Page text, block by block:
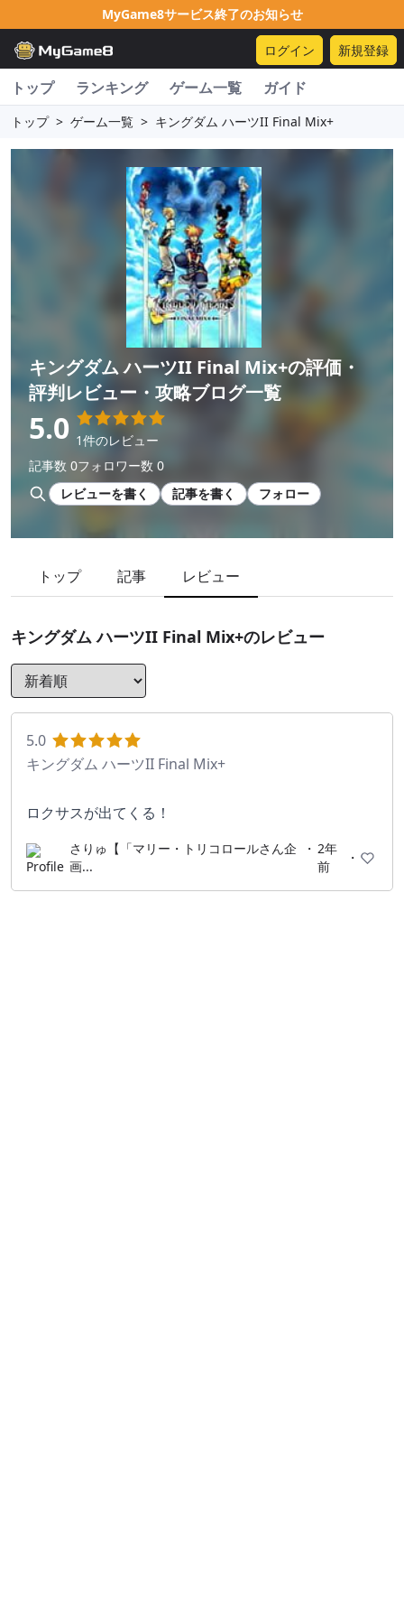
MyGame8サービス終了のお知らせ
ログイン 新規登録
トップ ランキング ゲーム一覧 ガイド
トップ > ゲーム一覧 > キングダム ハーツII Final Mix+
キングダム ハーツII Final Mix+の評価・
評判レビュー・攻略ブログ一覧
5.0 1件のレビュー
記事数 0フォロワー数 0
レビューを書く
記事を書く フォロー
トップ 記事 レビュー
キングダム ハーツII Final Mix+のレビュー
5.0
キングダム ハーツII Final Mix+
ロクサスが出てくる！
さりゅ【「マリー・トリコロールさん企
画...
・ 2年
前
・